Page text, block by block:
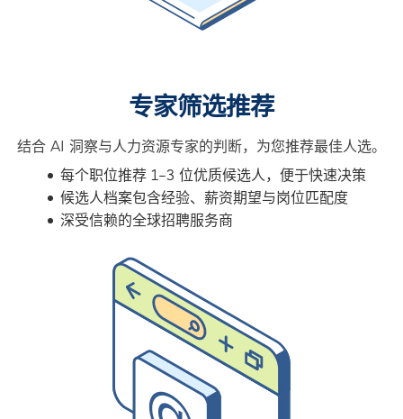
专家筛选推荐
结合 AI 洞察与人力资源专家的判断，为您推荐最佳人选。
每个职位推荐 1–3 位优质候选人，便于快速决策
候选人档案包含经验、薪资期望与岗位匹配度
深受信赖的全球招聘服务商